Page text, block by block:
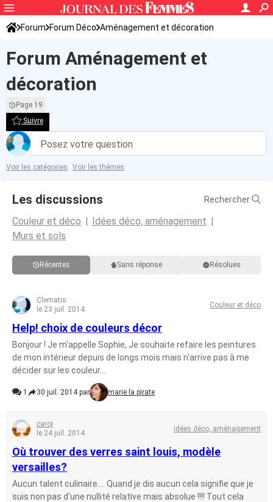
Forum Forum Déco Aménagement et décoration
Forum Aménagement et
décoration
Page 19
Suivre
Posez votre question
Voir les catégories Voir les thèmes
Les discussions Rechercher
Couleur et déco
Idées déco, aménagement
Murs et sols
Récentes Sans réponse Résolues
Clematis
le 23 juil. 2014
Couleur et déco
Help! choix de couleurs décor
Bonjour ! Je m'appelle Sophie, Je souhaite refaire les peintures
de mon intérieur depuis de longs mois mais n'arrive pas à me
décider sur les couleur...
1 30 juil. 2014 par marie la pirate
caroj
le 24 juil. 2014
Idées déco, aménagement
Où trouver des verres saint louis, modèle
versailles?
Aucun talent culinaire.... Quand je dis aucun cela signifie que je
suis non pas d'une nullité relative mais absolue !!!! Tout cela